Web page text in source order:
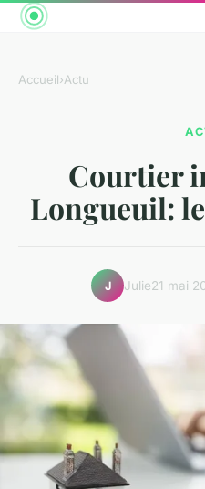
Accueil›Actu
Courtier
Longueuil:
J Julie21 mai